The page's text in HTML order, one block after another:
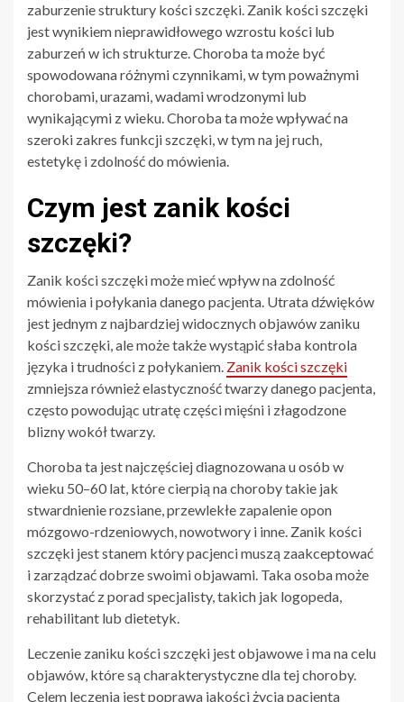
zaburzenie struktury kości szczęki. Zanik kości szczęki
jest wynikiem nieprawidłowego wzrostu kości lub
zaburzeń w ich strukturze. Choroba ta może być
spowodowana różnymi czynnikami, w tym poważnymi
chorobami, urazami, wadami wrodzonymi lub
wynikającymi z wieku. Choroba ta może wpływać na
szeroki zakres funkcji szczęki, w tym na jej ruch,
estetykę i zdolność do mówienia.
Czym jest zanik kości
szczęki?
Zanik kości szczęki może mieć wpływ na zdolność
mówienia i połykania danego pacjenta. Utrata dźwięków
jest jednym z najbardziej widocznych objawów zaniku
kości szczęki, ale może także wystąpić słaba kontrola
języka i trudności z połykaniem. Zanik kości szczęki
zmniejsza również elastyczność twarzy danego pacjenta,
często powodując utratę części mięśni i złagodzone
blizny wokół twarzy.
Choroba ta jest najczęściej diagnozowana u osób w
wieku 50–60 lat, które cierpią na choroby takie jak
stwardnienie rozsiane, przewlekłe zapalenie opon
mózgowo-rdzeniowych, nowotwory i inne. Zanik kości
szczęki jest stanem który pacjenci muszą zaakceptować
i zarządzać dobrze swoimi objawami. Taka osoba może
skorzystać z porad specjalisty, takich jak logopeda,
rehabilitant lub dietetyk.
Leczenie zaniku kości szczęki jest objawowe i ma na celu
objawów, które są charakterystyczne dla tej choroby.
Celem leczenia jest poprawa jakości życia pacjenta